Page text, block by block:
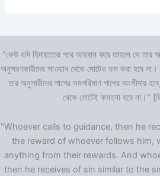
“কেউ যদি হিদায়াতের পথে আহবান করে তাহলে সে তার
অনুসরণকারীদের সাওয়াব থেকে মোটেও কম করা হবে
তার অনুসারীদের পাপের সমপরিমাণ পাপের অংশীদার
থেকে মোটেই কমানো হবে না।”
“Whoever calls to guidance, then he
the reward of whoever follows him,
anything from their rewards. And
then he receives of sin similar to the